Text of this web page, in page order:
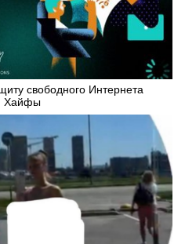
свободного Интернета
Хайфы